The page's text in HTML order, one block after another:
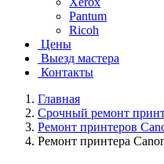
Pantum
Ricoh
Цены
Выезд мастера
Контакты
Главная
Срочный ремонт
Ремонт принтеров
Ремонт принтера